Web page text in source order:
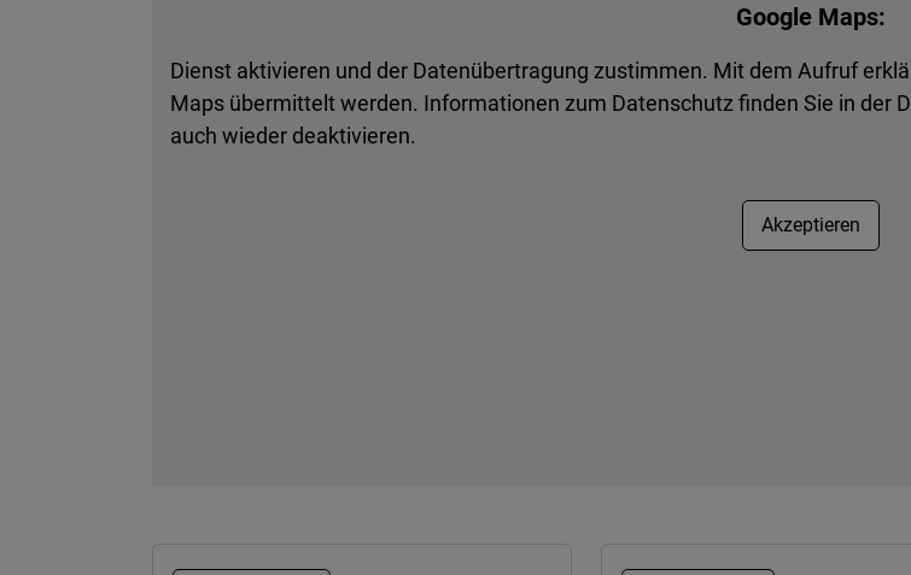
Google Maps:
Dienst aktivieren und der Datenübertragung zustimmen. Mit dem Aufruf
Maps übermittelt werden. Informationen zum Datenschutz finden Sie in der
auch wieder deaktivieren.
Akzeptieren